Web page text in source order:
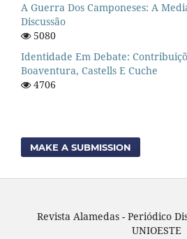
A Guerra Dos Camponeses: A
Discussão
5080
Identidade Em Debate:
Boaventura, Castells E Cuche
4706
MAKE A SUBMISSION
Revista Alamedas - Periódico
UNIOESTE